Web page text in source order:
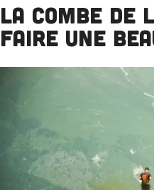
La Combe de
faire une